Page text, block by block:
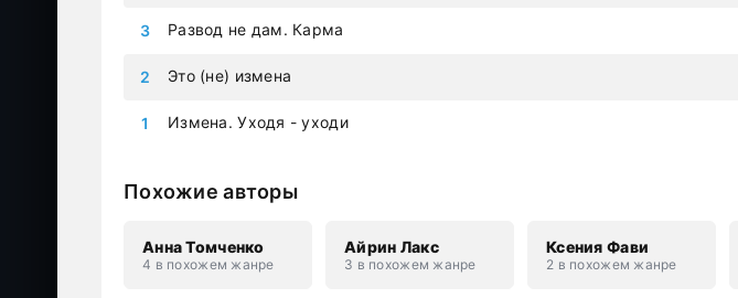
Измена. Уходя - уходи
Это (не) измена
Развод не дам. Карма
Похожие авторы
Анна Томченко
4 в похожем жанре
Айрин Лакс
3 в похожем жанре
Ксения Фави
2 в похожем жанре